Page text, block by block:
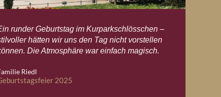
runder Geburtstag im Kurparkschlösschen –
hätten wir uns den Tag nicht vorstellen
Die Atmosphäre war einfach magisch.
Riedl
2025